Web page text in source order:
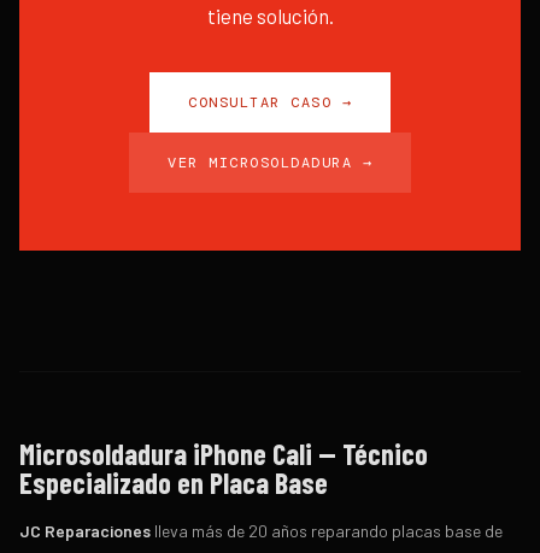
tiene solución.
CONSULTAR CASO →
VER MICROSOLDADURA →
Microsoldadura iPhone Cali — Técnico
Especializado en Placa Base
JC Reparaciones lleva más de 20 años reparando placas base de